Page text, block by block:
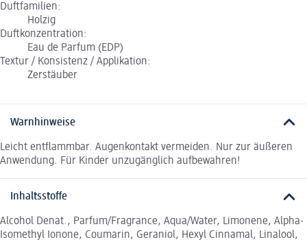
Duftfamilien:
Holzig
Duftkonzentration:
Eau de Parfum (EDP)
Textur / Konsistenz / Applikation:
Zerstäuber
Warnhinweise
Leicht entflammbar. Augenkontakt vermeiden. Nur zur äußeren
Anwendung. Für Kinder unzugänglich aufbewahren!
Inhaltsstoffe
Alcohol Denat., Parfum/Fragrance, Aqua/Water, Limonene, Alpha-
Isomethyl Ionone, Coumarin, Geraniol, Hexyl Cinnamal, Linalool,